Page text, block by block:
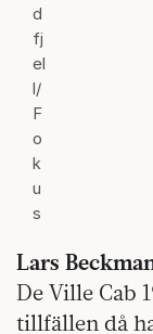
d
fj
el
l/
F
o
k
u
s
Lars
De Ville Cab
tillfällen då